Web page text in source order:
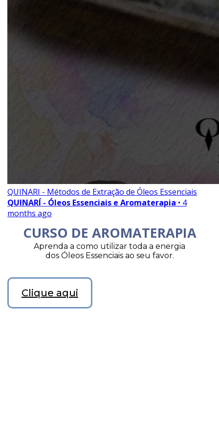
QUINARI - Métodos de Extração de Óleos Essenciais
QUINARÍ - Óleos Essenciais e Aromaterapia • 4
months ago
CURSO DE AROMATERAPIA
Aprenda a como utilizar toda a energia
dos Óleos Essenciais ao seu favor.
Clique aqui